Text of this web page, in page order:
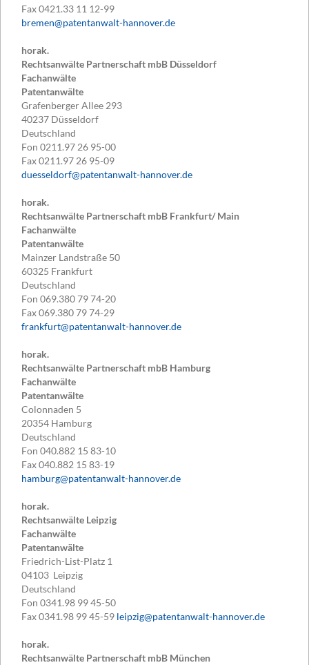
Fax0421.33 11 12-99
bremen@patentanwalt-hannover.de
horak.
Rechtsanwälte Partnerschaft mbB Düsseldorf
Fachanwälte
Patentanwälte
Grafenberger Allee 293
40237 Düsseldorf
Deutschland
Fon 0211.97 26 95-00
Fax0211.97 26 95-09
duesseldorf@patentanwalt-hannover.de
horak.
Rechtsanwälte Partnerschaft mbB Frankfurt/ Main
Fachanwälte
Patentanwälte
Mainzer Landstraße 50
60325 Frankfurt
Deutschland
Fon 069.380 79 74-20
Fax069.380 79 74-29
frankfurt@patentanwalt-hannover.de
horak.
Rechtsanwälte Partnerschaft mbB Hamburg
Fachanwälte
Patentanwälte
Colonnaden 5
20354 Hamburg
Deutschland
Fon 040.882 15 83-10
Fax040.882 15 83-19
hamburg@patentanwalt-hannover.de
horak.
Rechtsanwälte Leipzig
Fachanwälte
Patentanwälte
Friedrich-List-Platz 1
04103 Leipzig
Deutschland
Fon 0341.98 99 45-50
Fax0341.98 99 45-59 leipzig@patentanwalt-hannover.de
horak.
Rechtsanwälte Partnerschaft mbB München